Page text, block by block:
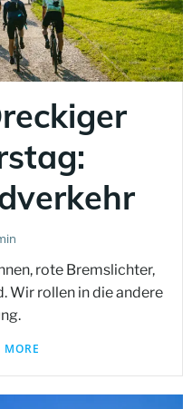
rote Bremslichter,
Wir rollen in die andere
MORE